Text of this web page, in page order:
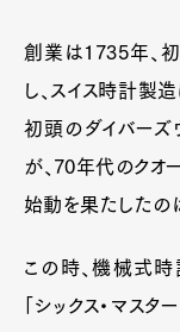
創業は1735年、
し、スイス時計製
初頭のダイバーズ
が、70年代のクオ
始動を果たしたの
この時、機械式
「シックス・マス